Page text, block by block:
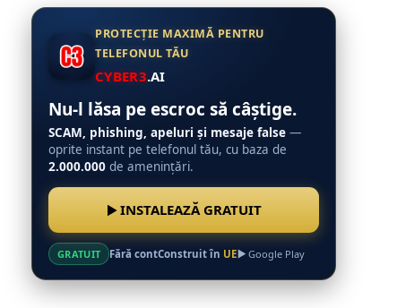
PROTECȚIE MAXIMĂ PENTRU
TELEFONUL TĂU
CYBER3.AI
Nu-l lăsa pe escroc să câștige.
SCAM, phishing, apeluri și mesaje false —
oprite instant pe telefonul tău, cu baza de
2.000.000 de amenințări.
INSTALEAZĂ GRATUIT
GRATUIT Fără contConstruit în UE Google Play